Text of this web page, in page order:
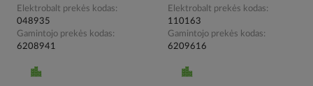
Elektrobalt prekės kodas
048935
Gamintojo prekės kodas
6208941
Elektrobalt prekės kodas
110163
Gamintojo prekės kodas
6209616